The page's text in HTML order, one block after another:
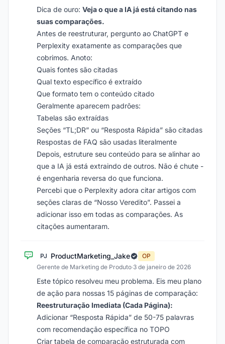
Dica de ouro: Veja o que a IA já está citando nas
suas comparações.
Antes de reestruturar, pergunto ao ChatGPT e
Perplexity exatamente as comparações que
cobrimos. Anoto:
Quais fontes são citadas
Qual texto específico é extraído
Que formato tem o conteúdo citado
Geralmente aparecem padrões:
Tabelas são extraídas
Seções “TL;DR” ou “Resposta Rápida” são citadas
Respostas de FAQ são usadas literalmente
Depois, estruture seu conteúdo para se alinhar ao
que a IA já está extraindo de outros. Não é chute -
é engenharia reversa do que funciona.
Percebi que o Perplexity adora citar artigos com
seções claras de “Nosso Veredito”. Passei a
adicionar isso em todas as comparações. As
citações aumentaram.
PJ ProductMarketing_Jake
OP
Gerente de Marketing de Produto·3 de janeiro de 2026
Este tópico resolveu meu problema. Eis meu plano
de ação para nossas 15 páginas de comparação:
Reestruturação Imediata (Cada Página):
Adicionar “Resposta Rápida” de 50-75 palavras
com recomendação específica no TOPO
Criar tabela de comparação estruturada com